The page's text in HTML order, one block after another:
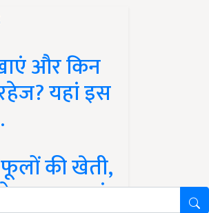
और किन
यहां इस
की खेती,
साथ कमाएं